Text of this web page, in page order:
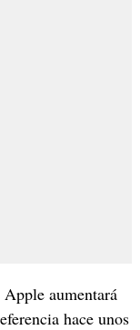
aumentará
hace unos